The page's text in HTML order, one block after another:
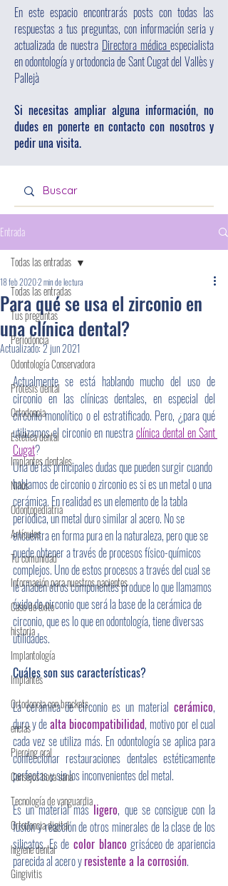
En este espacio encontrarás posts con todas las
respuestas a tus preguntas, con información seria y
actualizada de nuestra Directora médica especialista
en odontología y ortodoncia de Sant Cugat del Vallès y
Pallejà
Si necesitas ampliar alguna información, no
dudes en ponerte en contacto con nosotros y
pedir una visita.
Entrada
Todas las entradas
Tus preguntas
Periodoncia
Odontología Conservadora
Prótesis dental
Ortodoncia
Estética dental
Implantes dentales
Niños
Odontopediatría
Artículos
Tu comunidad
Información para nuestros pacientes
Caso de éxito
historia
Implantología
Implantes
Ortodoncia con brackets
encías
Piercing oral
Consejos boca sana
Tecnología de vanguardia
Ortodoncia digital
higiene dental
Gingivitis
Todas las entradas
Para qué se usa el zirconio en
una clínica dental?
18 feb 20202 min de lectura
Actualizado:2 jun 2021
Actualmente se está hablando mucho del uso de
circonio en las clínicas dentales, en especial del
circonio monolítico o el estratificado. Pero, ¿para qué
utilizamos el circonio en nuestra clínica dental en Sant
Cugat?
Una de las principales dudas que pueden surgir cuando
hablamos de circonio o zirconio es si es un metal o una
cerámica. En realidad es un elemento de la tabla
periódica, un metal duro similar al acero. No se
encuentra en forma pura en la naturaleza, pero que se
puede obtener a través de procesos físico-químicos
complejos. Uno de estos procesos a través del cual se
le añaden otros componentes produce lo que llamamos
óxido de circonio que será la base de la cerámica de
circonio, que es lo que en odontología, tiene diversas
utilidades.
Cuáles son sus características?
La cerámica de circonio es un material cerámico,
duro y de alta biocompatibilidad, motivo por el cual
cada vez se utiliza más. En odontología se aplica para
confeccionar restauraciones dentales estéticamente
perfectas y sin los inconvenientes del metal.
Es un material más ligero, que se consigue con la
fusión y reacción de otros minerales de la clase de los
silicatos. Es de color blanco grisáceo de apariencia
parecida al acero y resistente a la corrosión.